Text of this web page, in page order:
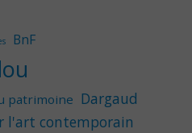
BnF
patrimoine Dargaud
l'art contemporain